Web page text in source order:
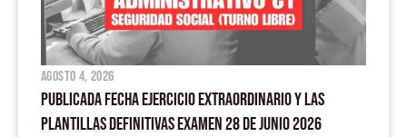
agosto 4, 2026
PUBLICADA FECHA EJERCICIO EXTRAORDINARIO Y LAS
PLANTILLAS DEFINITIVAS EXAMEN 28 DE JUNIO 2026